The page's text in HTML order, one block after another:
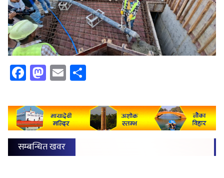
Facebook
Mastodon
Email
सम्बन्धित खवर